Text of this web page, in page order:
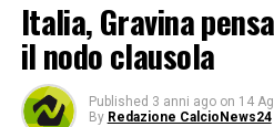
Italia, Gravina
il nodo clausola
Published 3 anni ago on 14
By Redazione CalcioNews24